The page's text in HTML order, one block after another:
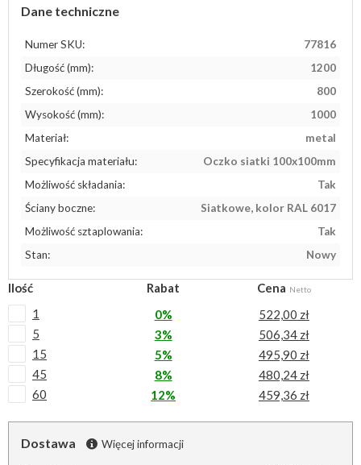
Dane techniczne
Numer SKU:
77816
Długość (mm):
1200
Szerokość (mm):
800
Wysokość (mm):
1000
Materiał:
metal
Specyfikacja materiału:
Oczko siatki 100x100mm
Możliwość składania:
Tak
Ściany boczne:
Siatkowe, kolor RAL 6017
Możliwość sztaplowania:
Tak
Stan:
Nowy
Ilość Rabat Cena Netto
1 0%
522,00 zł
5
3%
506,34 zł
15
5%
495,90 zł
45
8%
480,24 zł
60
12% 459,36 zł
Dostawa Więcej informacji